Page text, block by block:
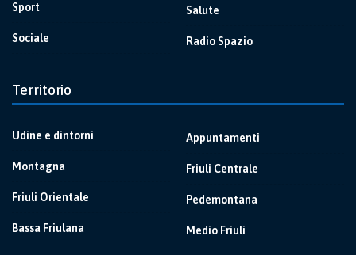
Sport
Sociale
Salute
Radio Spazio
Territorio
Udine e dintorni
Montagna
Friuli Orientale
Bassa Friulana
Appuntamenti
Friuli Centrale
Pedemontana
Medio Friuli